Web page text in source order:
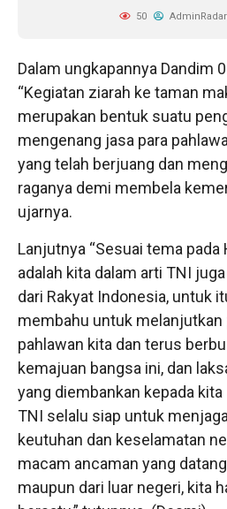
50
Dalam ungkapannya Dandim
“Kegiatan ziarah ke taman
merupakan bentuk suatu
mengenang jasa para
yang telah berjuang dan
raganya demi membela
ujarnya.
Lanjutnya “Sesuai tema pada
adalah kita dalam arti TNI
dari Rakyat Indonesia, untuk
membahu untuk melanjutkan
pahlawan kita dan terus
kemajuan bangsa ini, dan
yang diembankan kepada
TNI selalu siap untuk
keutuhan dan keselamatan
macam ancaman yang
maupun dari luar negeri, kita